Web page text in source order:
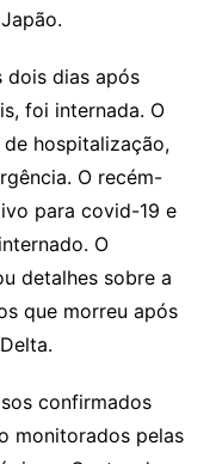
dois dias após
foi internada. O
hospitalização,
O recém-
para covid-19 e
O
detalhes sobre a
que morreu após
confirmados
monitorados pelas